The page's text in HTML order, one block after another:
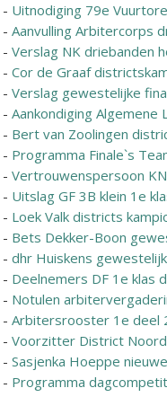
- Uitnodiging 79e
- Aanvulling Arbitercorps
- Verslag NK driebanden
- Cor de Graaf
- Verslag gewestelijke
- Aankondiging
- Bert van Zoolingen
- Programma Finale`s
- Vertrouwenspersoon
- Uitslag GF 3B klein 1e
- Loek Valk districts
- Bets Dekker-Boon
- dhr Huiskens
- Deelnemers DF 1e klas
- Notulen
- Arbitersrooster 1e deel
- Voorzitter District
- Sasjenka Hoeppe
- Programma